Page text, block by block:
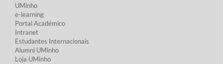
UMinho
e-learning
Portal Académico
Intranet
Estudantes Inter​​nacionais
Alumni UMinho
Loja UMinho